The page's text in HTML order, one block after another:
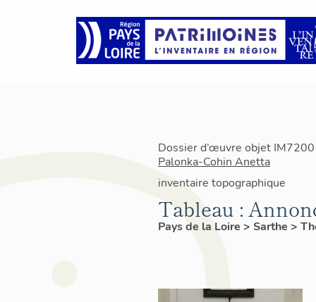
Dossier d’œuvre objet
Palonka-Cohin Anetta
inventaire topographique
Tableau :
Pays de la Loire > Sarthe >